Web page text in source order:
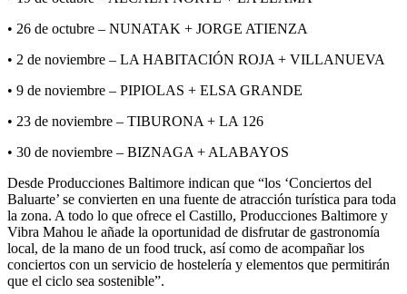
• 26 de octubre – NUNATAK + JORGE ATIENZA
• 2 de noviembre – LA HABITACIÓN ROJA + VILLANUEVA
• 9 de noviembre – PIPIOLAS + ELSA GRANDE
• 23 de noviembre – TIBURONA + LA 126
• 30 de noviembre – BIZNAGA + ALABAYOS
Desde Producciones Baltimore indican que “los ‘Conciertos del
Baluarte’ se convierten en una fuente de atracción turística para toda
la zona. A todo lo que ofrece el Castillo, Producciones Baltimore y
Vibra Mahou le añade la oportunidad de disfrutar de gastronomía
local, de la mano de un food truck, así como de acompañar los
conciertos con un servicio de hostelería y elementos que permitirán
que el ciclo sea sostenible”.